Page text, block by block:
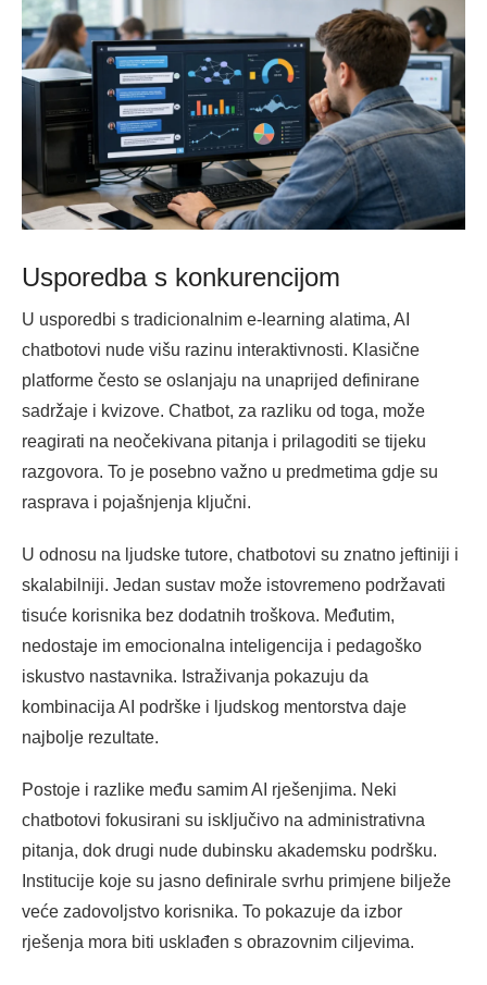
Usporedba s konkurencijom
U usporedbi s tradicionalnim e-learning alatima, AI
chatbotovi nude višu razinu interaktivnosti. Klasične
platforme često se oslanjaju na unaprijed definirane
sadržaje i kvizove. Chatbot, za razliku od toga, može
reagirati na neočekivana pitanja i prilagoditi se tijeku
razgovora. To je posebno važno u predmetima gdje su
rasprava i pojašnjenja ključni.
U odnosu na ljudske tutore, chatbotovi su znatno jeftiniji i
skalabilniji. Jedan sustav može istovremeno podržavati
tisuće korisnika bez dodatnih troškova. Međutim,
nedostaje im emocionalna inteligencija i pedagoško
iskustvo nastavnika. Istraživanja pokazuju da
kombinacija AI podrške i ljudskog mentorstva daje
najbolje rezultate.
Postoje i razlike među samim AI rješenjima. Neki
chatbotovi fokusirani su isključivo na administrativna
pitanja, dok drugi nude dubinsku akademsku podršku.
Institucije koje su jasno definirale svrhu primjene bilježe
veće zadovoljstvo korisnika. To pokazuje da izbor
rješenja mora biti usklađen s obrazovnim ciljevima.